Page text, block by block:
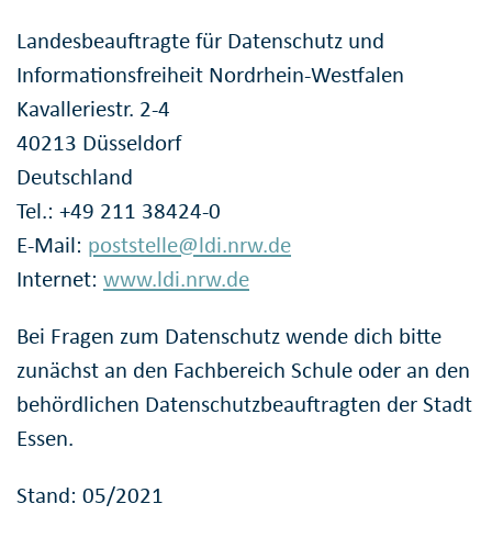
Landesbeauftragte für Datenschutz und
Informationsfreiheit Nordrhein-Westfalen
Kavalleriestr. 2-4
40213 Düsseldorf
Deutschland
Tel.: +49 211 38424-0
E-Mail: poststelle@ldi.nrw.de
Internet: www.ldi.nrw.de
Bei Fragen zum Datenschutz wende dich bitte
zunächst an den Fachbereich Schule oder an den
behördlichen Datenschutzbeauftragten der Stadt
Essen.
Stand: 05/2021